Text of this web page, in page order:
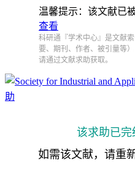
温馨提示：该文献已
查看
科研通『学术中心』是文献
要、期刊、作者、被引量等
请通过文献求助获取。
助
该求助已完
如需该文献，请重